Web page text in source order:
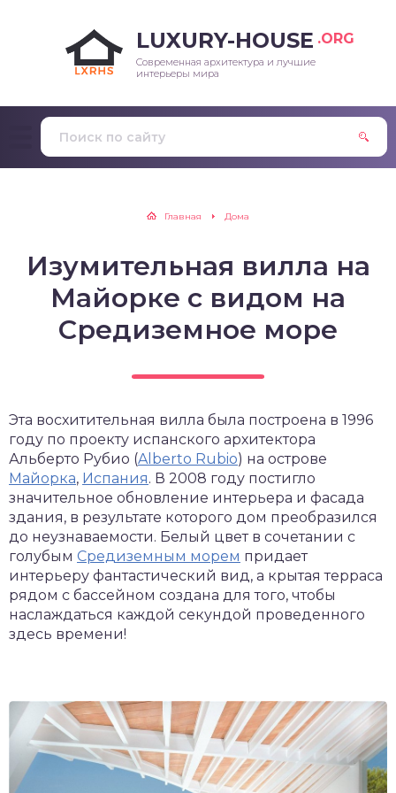
LUXURY-HOUSE .ORG
Современная архитектура и лучшие
интерьеры мира
Главная Дома
Изумительная вилла на
Майорке с видом на
Средиземное море
Эта восхитительная вилла была построена в 1996
году по проекту испанского архитектора
Альберто Рубио (Alberto Rubio) на острове
Майорка, Испания. В 2008 году постигло
значительное обновление интерьера и фасада
здания, в результате которого дом преобразился
до неузнаваемости. Белый цвет в сочетании с
голубым Средиземным морем придает
интерьеру фантастический вид, а крытая терраса
рядом с бассейном создана для того, чтобы
наслаждаться каждой секундой проведенного
здесь времени!